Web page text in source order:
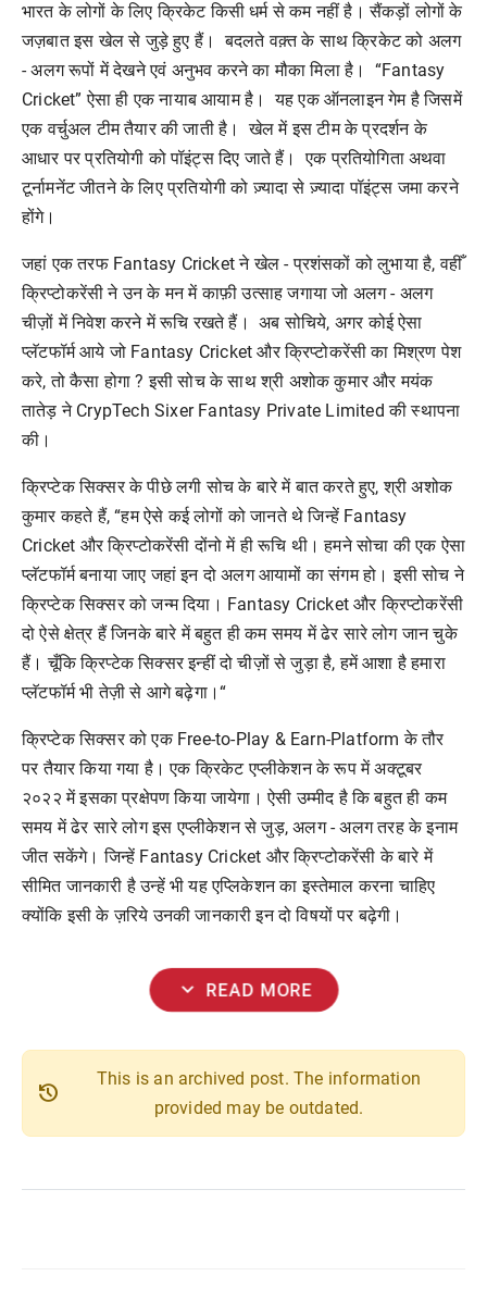
भारत के लोगों के लिए क्रिकेट किसी धर्म से कम नहीं है। सैंकड़ों लोगों के
जज़बात इस खेल से जुड़े हुए हैं। बदलते वक़्त के साथ क्रिकेट को अलग
- अलग रूपों में देखने एवं अनुभव करने का मौका मिला है। “Fantasy
Cricket” ऐसा ही एक नायाब आयाम है। यह एक ऑनलाइन गेम है जिसमें
एक वर्चुअल टीम तैयार की जाती है। खेल में इस टीम के प्रदर्शन के
आधार पर प्रतियोगी को पॉइंट्स दिए जाते हैं। एक प्रतियोगिता अथवा
टूर्नामनेंट जीतने के लिए प्रतियोगी को ज़्यादा से ज़्यादा पॉइंट्स जमा करने
होंगे।
जहां एक तरफ Fantasy Cricket ने खेल - प्रशंसकों को लुभाया है, वहीँ
क्रिप्टोकरेंसी ने उन के मन में काफ़ी उत्साह जगाया जो अलग - अलग
चीज़ों में निवेश करने में रूचि रखते हैं। अब सोचिये, अगर कोई ऐसा
प्लॅटफॉर्म आये जो Fantasy Cricket और क्रिप्टोकरेंसी का मिश्रण पेश
करे, तो कैसा होगा ? इसी सोच के साथ श्री अशोक कुमार और मयंक
तातेड़ ने CrypTech Sixer Fantasy Private Limited की स्थापना
की।
क्रिप्टेक सिक्सर के पीछे लगी सोच के बारे में बात करते हुए, श्री अशोक
कुमार कहते हैं, “हम ऐसे कई लोगों को जानते थे जिन्हें Fantasy
Cricket और क्रिप्टोकरेंसी दोंनो में ही रूचि थी। हमने सोचा की एक ऐसा
प्लॅटफॉर्म बनाया जाए जहां इन दो अलग आयामों का संगम हो। इसी सोच ने
क्रिप्टेक सिक्सर को जन्म दिया। Fantasy Cricket और क्रिप्टोकरेंसी
दो ऐसे क्षेत्र हैं जिनके बारे में बहुत ही कम समय में ढेर सारे लोग जान चुके
हैं। चूँकि क्रिप्टेक सिक्सर इन्हीं दो चीज़ों से जुड़ा है, हमें आशा है हमारा
प्लॅटफॉर्म भी तेज़ी से आगे बढ़ेगा।“
क्रिप्टेक सिक्सर को एक Free-to-Play & Earn-Platform के तौर
पर तैयार किया गया है। एक क्रिकेट एप्लीकेशन के रूप में अक्टूबर
२०२२ में इसका प्रक्षेपण किया जायेगा। ऐसी उम्मीद है कि बहुत ही कम
समय में ढेर सारे लोग इस एप्लीकेशन से जुड़, अलग - अलग तरह के इनाम
जीत सकेंगे। जिन्हें Fantasy Cricket और क्रिप्टोकरेंसी के बारे में
सीमित जानकारी है उन्हें भी यह एप्लिकेशन का इस्तेमाल करना चाहिए
क्योंकि इसी के ज़रिये उनकी जानकारी इन दो विषयों पर बढ़ेगी।
expand_more READ MORE
history
This is an archived post. The information
provided may be outdated.